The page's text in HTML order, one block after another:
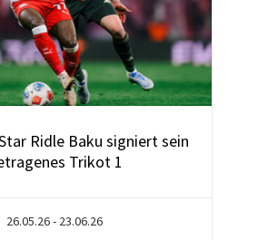
Ridle Baku signiert sein
Trikot 1
26.05.26 - 23.06.26